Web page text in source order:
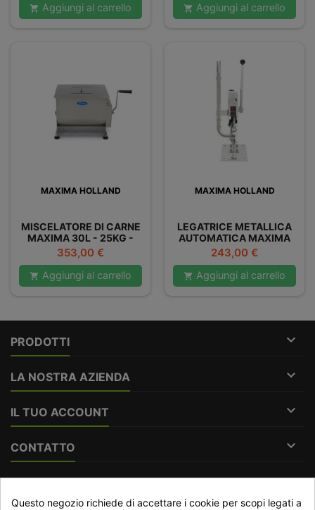
 Aggiungi al carrello  Aggiungi al carrello
MAXIMA HOLLAND
MISCELATORE DI CARNE
MAXIMA 30L - 25KG -
DOPPIO
Prezzo
353,00 €
 Aggiungi al carrello
MAXIMA HOLLAND
LEGATRICE METALLICA
AUTOMATICA MAXIMA
Prezzo
243,00 €
 Aggiungi al carrello
PRODOTTI 
LA NOSTRA AZIENDA 
IL TUO ACCOUNT 
CONTATTO 
Questo negozio richiede di accettare i cookie per scopi legati a